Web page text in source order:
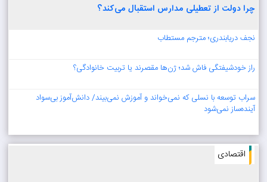
چرا دولت از تعطیلی مدارس استقبال می‌کند؟
نجف دریابندری؛ مترجم مستطاب
راز خودشیفتگی فاش شد؛ ژن‌ها مقصرند یا تربیت خانوادگی؟
سراب توسعه با نسلی که نمی‌خواند و آموزش نمی‌بیند/ دانش‌آموز بی‌سواد
آینده‌ساز نمی‌شود
اقتصادی